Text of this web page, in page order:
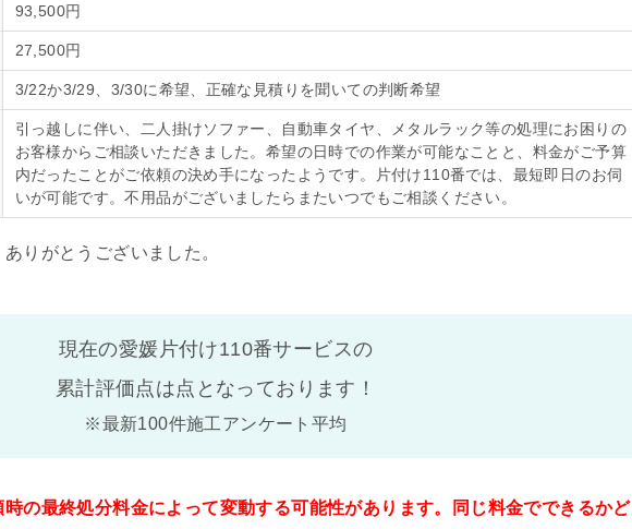
93,500円
27,500円
3/22か3/29、3/30に希望、正確な見積りを聞いての判断希望
引っ越しに伴い、二人掛けソファー、自動車タイヤ、メタルラック等の処理にお困りの
お客様からご相談いただきました。希望の日時での作業が可能なことと、料金がご予算
内だったことがご依頼の決め手になったようです。片付け110番では、最短即日のお伺
いが可能です。不用品がございましたらまたいつでもご相談ください。
りがとうございました。
現在の愛媛片付け110番サービスの
累計評価点は点となっております！
※最新100件施工アンケート平均
の最終処分料金によって変動する可能性があります。同じ料金でできるかど